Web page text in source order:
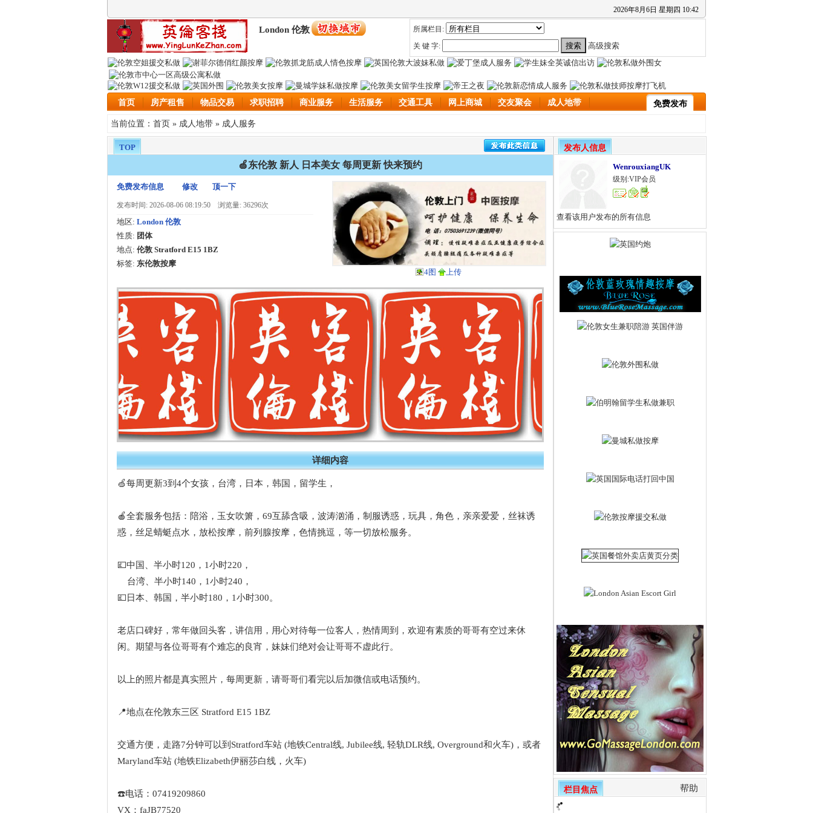
2026年8月 6日 星期四 10:42
London 伦敦
所属栏目:
关 键 字:
高级搜索
首页 房产租售 物品交易 求职招聘 商业服务 生活服务 交通工具 网上商城 交友聚会 成人地带 免费发布
当前位置： 首页 » 成人地带 » 成人服务
TOP
🍏东伦敦 新人 日本美女 每周更新 快来预约
免费发布信息 修改 顶一下
发布时间: 2026-08-06 08:19:50 浏览量: 36296次
地区: London 伦敦
性质: 团体
地点: 伦敦 Stratford E15 1BZ
标签: 东伦敦按摩
4图
上传
详细内容
🍏每周更新3到4个女孩，台湾，日本，韩国，留学生，
🍎全套服务包括：陪浴，玉女吹箫，69互舔含吸，波涛汹涌，制服诱惑，玩具，角色，亲亲爱爱，丝袜诱
惑，丝足蜻蜓点水，放松按摩，前列腺按摩，色情挑逗，等一切放松服务。
💷中国、半小时120，1小时220，
台湾、半小时140，1小时240，
💷日本、韩国，半小时180，1小时300。
老店口碑好，常年做回头客，讲信用，用心对待每一位客人，热情周到，欢迎有素质的哥哥有空过来休
闲。期望与各位哥哥有个难忘的良宵，妹妹们绝对会让哥哥不虚此行。
以上的照片都是真实照片，每周更新，请哥哥们看完以后加微信或电话预约。
📍地点在伦敦东三区 Stratford E15 1BZ
交通方便，走路7分钟可以到Stratford车站 (地铁Central线, Jubilee线, 轻轨DLR线, Overground和火车)，或者
Maryland车站 (地铁Elizabeth伊丽莎白线，火车)
☎️电话：07419209860
VX：faJB77520
发布人信息
WenrouxiangUK
级别:VIP会员
查看该用户发布的所有信息
栏目焦点 帮助